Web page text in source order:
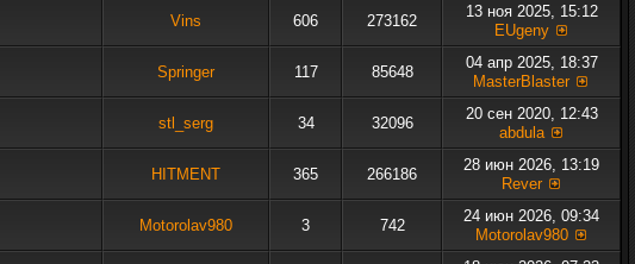
Vins 606 273162
13 ноя 2025, 15:12
EUgeny
Springer 117 85648
04 апр 2025, 18:37
MasterBlaster
stl_serg 34 32096
20 сен 2020, 12:43
abdula
HITMENT 365 266186
28 июн 2026, 13:19
Rever
Motorolav980 3 742
24 июн 2026, 09:34
Motorolav980